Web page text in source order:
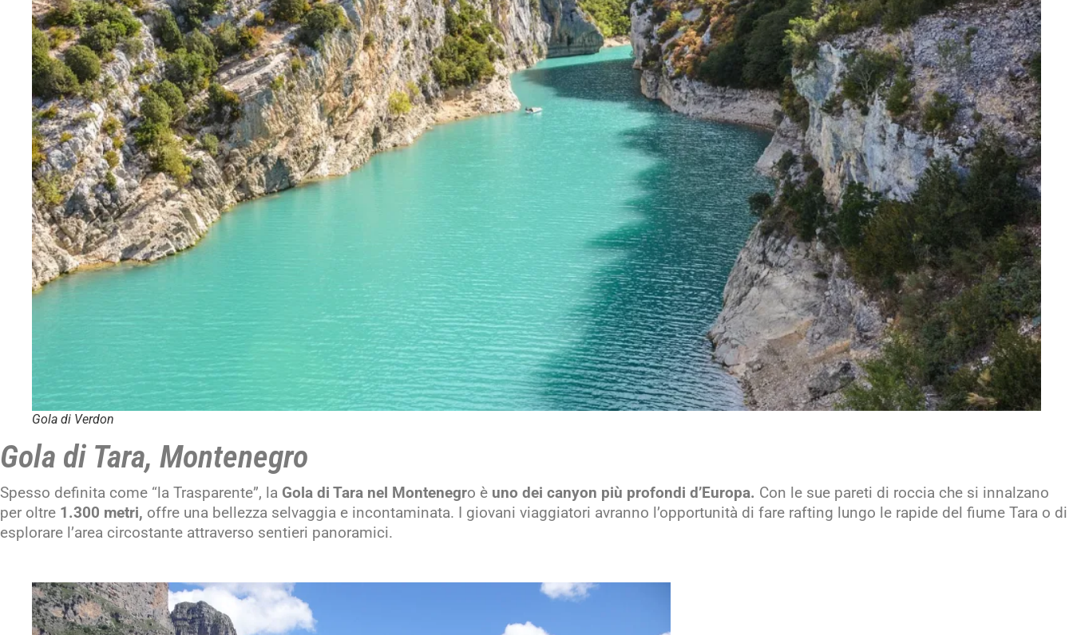
Gola di Verdon
Gola di Tara, Montenegro
Spesso definita come “la Trasparente”, la Gola di Tara nel Montenegro è uno dei canyon più profondi d’Europa. Con le sue pareti di roccia che si innalzano
per oltre 1.300 metri, offre una bellezza selvaggia e incontaminata. I giovani viaggiatori avranno l’opportunità di fare rafting lungo le rapide del fiume Tara o di
esplorare l’area circostante attraverso sentieri panoramici.